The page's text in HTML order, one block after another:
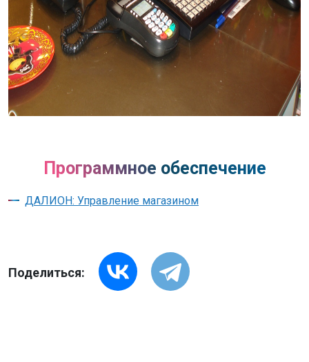
Программное обеспечение
ДАЛИОН: Управление магазином
Поделиться: